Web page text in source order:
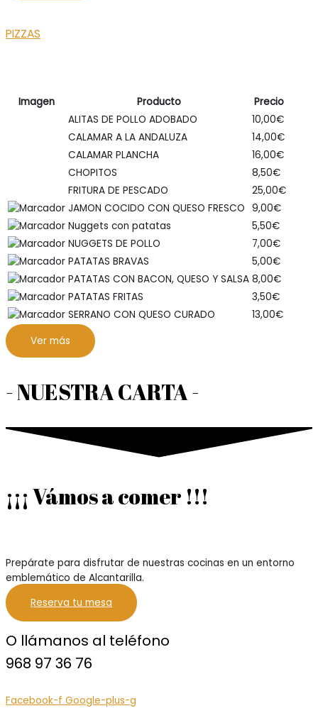
PIZZAS
Imagen Producto
Precio
ALITAS DE POLLO ADOBADO
10,00€
CALAMAR A LA ANDALUZA
14,00€
CALAMAR PLANCHA
16,00€
CHOPITOS
8,50€
FRITURA DE PESCADO
25,00€
JAMON COCIDO CON QUESO FRESCO 9,00€
Nuggets con patatas
5,50€
NUGGETS DE POLLO
7,00€
PATATAS BRAVAS
5,00€
PATATAS CON BACON, QUESO Y SALSA 8,00€
PATATAS FRITAS
3,50€
SERRANO CON QUESO CURADO
13,00€
Ver más
- NUESTRA CARTA -
¡¡¡ Vámos a comer !!!
Prepárate para disfrutar de nuestras cocinas en un entorno
emblemático de Alcantarilla.
Reserva tu mesa
O llámanos al teléfono
968 97 36 76
Facebook-f Google-plus-g